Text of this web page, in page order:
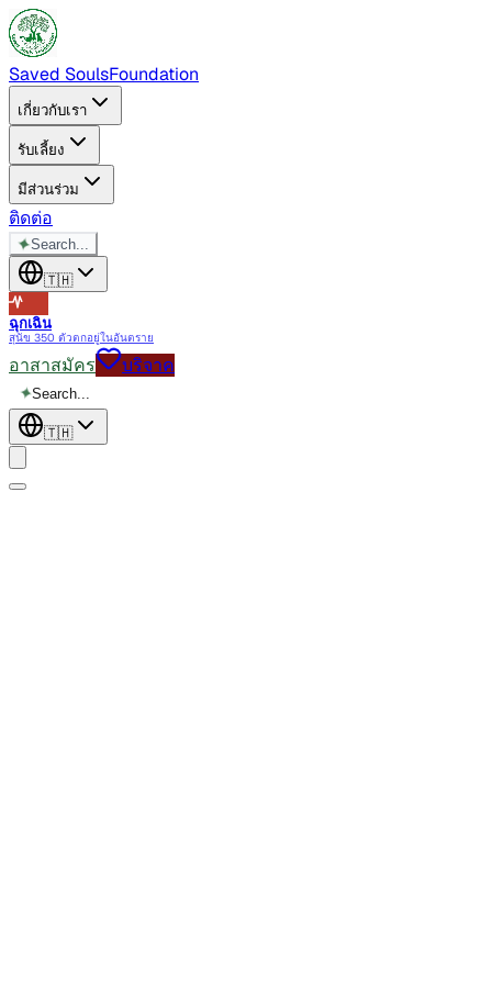
Saved SoulsFoundation
เกี่ยวกับเรา
รับเลี้ยง
มีส่วนร่วม
ติดต่อ
✦Search...
🇹🇭
ฉุกเฉิน
สุนัข 350 ตัวตกอยู่ในอันตราย
อาสาสมัคร บริจาค
✦Search...
🇹🇭